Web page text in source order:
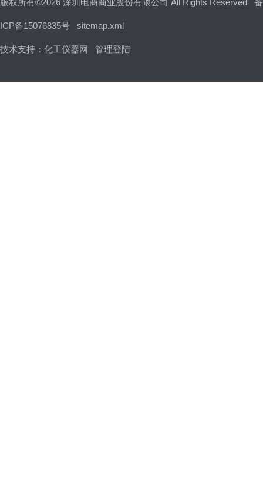
版权所有©2026 深圳电商商业股份有限公司 All Rights Reserved
ICP备15076835号 sitemap.xml
技术支持： 化工仪器网 管理登陆